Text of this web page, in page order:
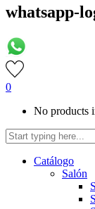
whatsapp-
0
No products
Catálogo
Salón